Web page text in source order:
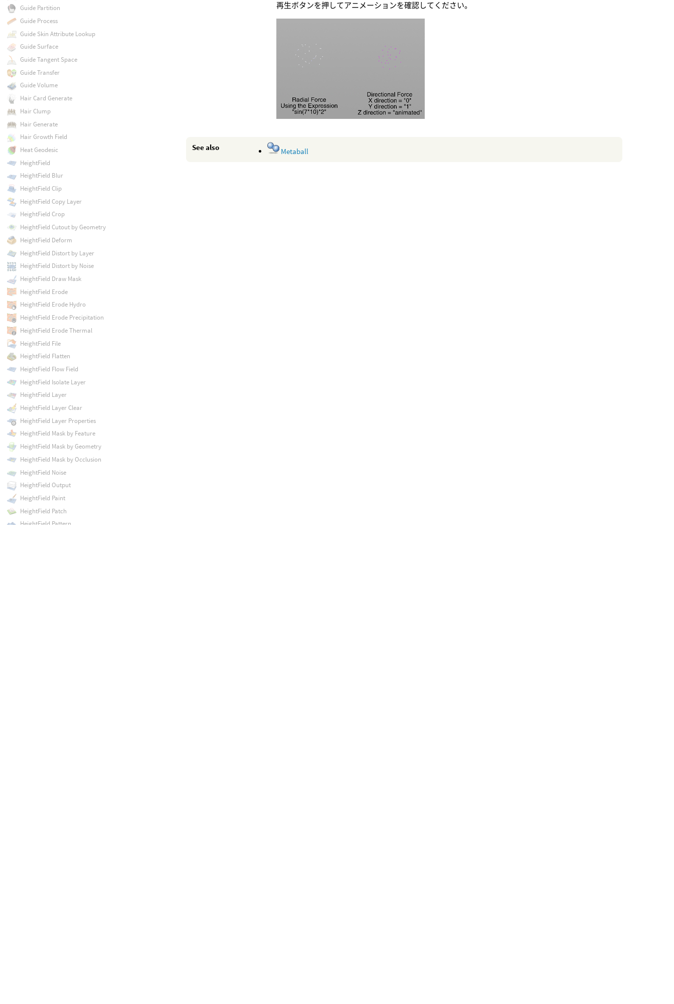
再生ボタンを押してアニメーションを確認してください。
See also Metaball
Guide Partition
Guide Process
Guide Skin Attribute Lookup
Guide Surface
Guide Tangent Space
Guide Transfer
Guide Volume
Hair Card Generate
Hair Clump
Hair Generate
Hair Growth Field
Heat Geodesic
HeightField
HeightField Blur
HeightField Clip
HeightField Copy Layer
HeightField Crop
HeightField Cutout by Geometry
HeightField Deform
HeightField Distort by Layer
HeightField Distort by Noise
HeightField Draw Mask
HeightField Erode
HeightField Erode Hydro
HeightField Erode Precipitation
HeightField Erode Thermal
HeightField File
HeightField Flatten
HeightField Flow Field
HeightField Isolate Layer
HeightField Layer
HeightField Layer Clear
HeightField Layer Properties
HeightField Mask by Feature
HeightField Mask by Geometry
HeightField Mask by Occlusion
HeightField Noise
HeightField Output
HeightField Paint
HeightField Patch
HeightField Pattern